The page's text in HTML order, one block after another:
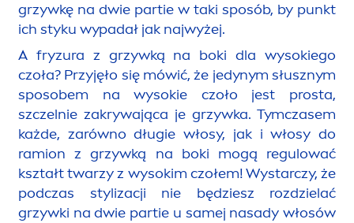
grzywkę na dwie partie w taki sposób, by punkt
ich styku wypadał jak najwyżej.
A fryzura z grzywką na boki dla wysokiego
czoła? Przyjęło się mówić, że jedynym słusznym
sposobem na wysokie czoło jest prosta,
szczelnie zakrywająca je grzywka. Tymczasem
każde, zarówno długie włosy, jak i włosy do
ramion z grzywką na boki mogą regulować
kształt twarzy z wysokim czołem! Wystarczy, że
podczas stylizacji nie będziesz rozdzielać
grzywki na dwie partie u samej nasady włosów